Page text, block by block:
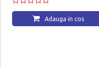
Adauga in cos